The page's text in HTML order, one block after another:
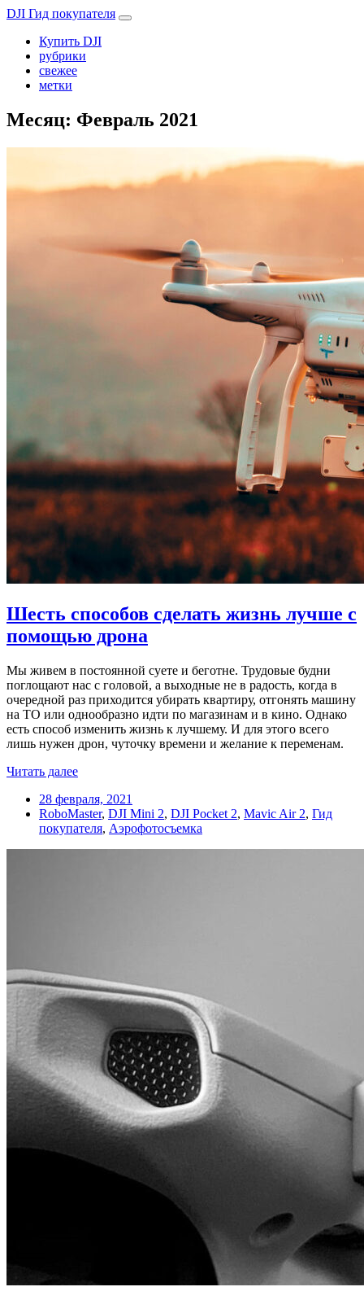
DJI Гид покупателя
Купить DJI
рубрики
свежее
метки
Месяц: Февраль 2021
Шесть способов сделать жизнь лучше с
помощью дрона
Мы живем в постоянной суете и беготне. Трудовые будни
поглощают нас с головой, а выходные не в радость, когда в
очередной раз приходится убирать квартиру, отгонять машину
на ТО или однообразно идти по магазинам и в кино. Однако
есть способ изменить жизнь к лучшему. И для этого всего
лишь нужен дрон, чуточку времени и желание к переменам.
Читать далее
28 февраля, 2021
RoboMaster, DJI Mini 2, DJI Pocket 2, Mavic Air 2, Гид
покупателя, Аэрофотосъемка